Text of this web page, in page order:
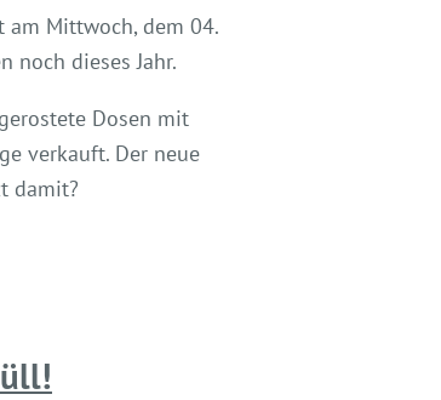
am Mittwoch, dem 04.
noch dieses Jahr.
Dosen mit
verkauft. Der neue
damit?